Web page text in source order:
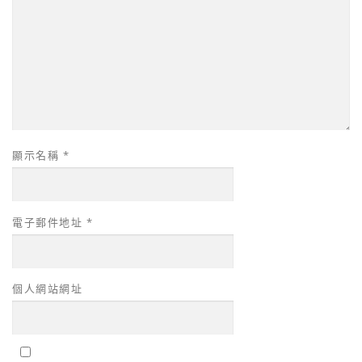
顯示名稱 *
電子郵件地址 *
個人網站網址